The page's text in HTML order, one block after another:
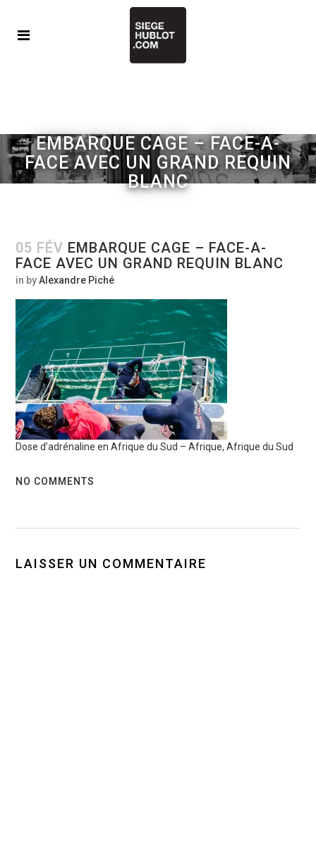
EMBARQUE CAGE – FACE-A-
FACE AVEC UN GRAND REQUIN
BLANC
05 FÉV EMBARQUE CAGE – FACE-A-
FACE AVEC UN GRAND REQUIN BLANC
in byAlexandre Piché
Dose d’adrénaline en Afrique du Sud – Afrique, Afrique du Sud
NO COMMENTS
LAISSER UN COMMENTAIRE